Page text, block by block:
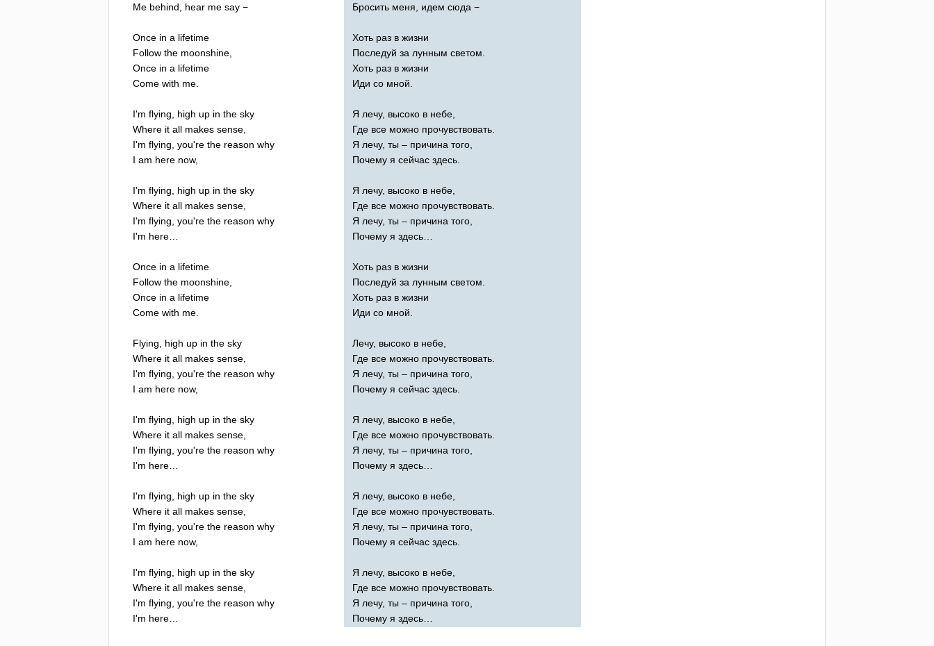
Me behind hear me say −
Once in a lifetime
Follow the moonshine
Once in a lifetime
Come with me
I'm flying high up in the sky
Where it all makes sense
I'm flying you're the reason why
I am here now,
I'm flying high up in the sky
Where it all makes sense
I'm flying you're the reason why
I'm here
Once in a lifetime
Follow the moonshine
Once in a lifetime
Come with me
Flying high up in the sky
Where it all makes sense
I'm flying you're the reason why
I am here now,
I'm flying high up in the sky
Where it all makes sense
I'm flying you're the reason why
I'm here
I'm flying high up in the sky
Where it all makes sense
I'm flying you're the reason why
I am here now,
I'm flying high up in the sky
Where it all makes sense
I'm flying you're the reason why
I'm here
Бросить меня, идем сюда −
Хоть раз в жизни
Последуй за лунным светом.
Хоть раз в жизни
Иди со мной.
Я лечу, высоко в небе,
Где все можно прочувствовать.
Я лечу, ты – причина того,
Почему я сейчас здесь.
Я лечу, высоко в небе,
Где все можно прочувствовать.
Я лечу, ты – причина того,
Почему я здесь…
Хоть раз в жизни
Последуй за лунным светом.
Хоть раз в жизни
Иди со мной.
Лечу, высоко в небе,
Где все можно прочувствовать.
Я лечу, ты – причина того,
Почему я сейчас здесь.
Я лечу, высоко в небе,
Где все можно прочувствовать.
Я лечу, ты – причина того,
Почему я здесь…
Я лечу, высоко в небе,
Где все можно прочувствовать.
Я лечу, ты – причина того,
Почему я сейчас здесь.
Я лечу, высоко в небе,
Где все можно прочувствовать.
Я лечу, ты – причина того,
Почему я здесь…